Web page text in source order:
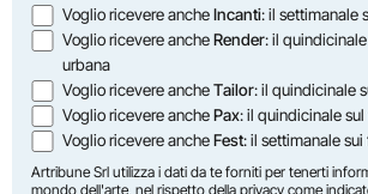
Voglio ricevere ancheIncanti: il settimanale
Voglio ricevere ancheRender: il
urbana
Voglio ricevere ancheTailor: il quindicinale
Voglio ricevere anchePax: il quindicinale
Voglio ricevere ancheFest: il settimanale
Artribune Srl utilizza i dati da te forniti per tenerti
mondo dell'arte, nel rispetto della privacy come